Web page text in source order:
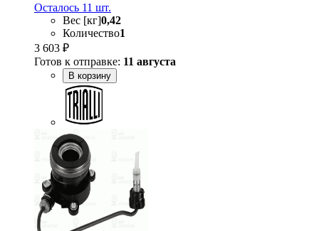
Осталось 11 шт.
Вес [кг]0,42
Количество1
3 603 ₽
Готов к отправке: 11 августа
В корзину